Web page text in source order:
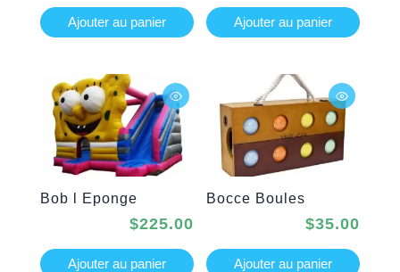
Ajouter au panier Ajouter au panier
Bob l Eponge
$225.00
Ajouter au panier
Bocce Boules
$35.00
Ajouter au panier